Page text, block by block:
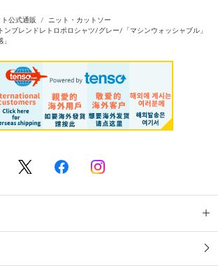
ト公式通販
ニット・カットソー
ンブレンドレトロポロシャツ/グレー/「マシンウォッシャブル」